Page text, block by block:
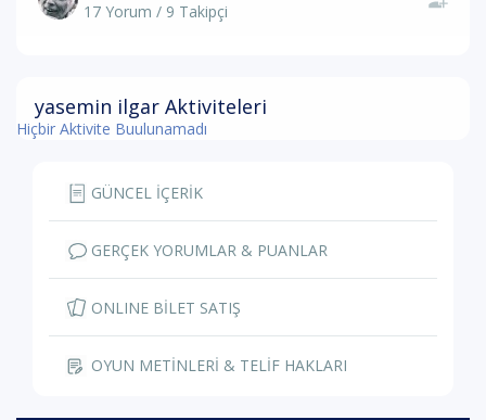
17 Yorum / 9 Takipçi
yasemin ilgar Aktiviteleri
Hiçbir Aktivite Buulunamadı
GÜNCEL İÇERİK
GERÇEK YORUMLAR & PUANLAR
ONLINE BİLET SATIŞ
OYUN METİNLERİ & TELİF HAKLARI